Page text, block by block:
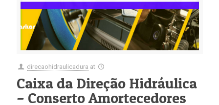
direcaohidraulicadura at
Caixa da Direção Hidráulica
– Conserto Amortecedores